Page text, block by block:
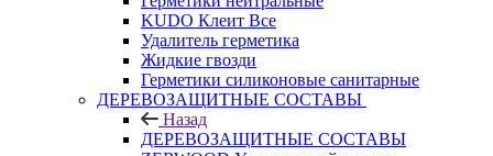
KUDO Клеит Все
Удалитель герметика
Жидкие гвозди
Герметики силиконовые санитарные
ДЕРЕВОЗАЩИТНЫЕ СОСТАВЫ
Назад
ДЕРЕВОЗАЩИТНЫЕ СОСТАВЫ